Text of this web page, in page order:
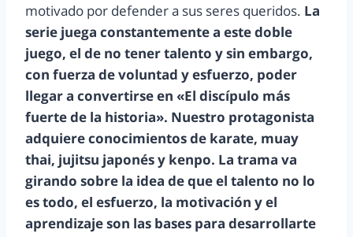
motivado por defender a sus seres queridos. La
serie juega constantemente a este doble
juego, el de no tener talento y sin embargo,
con fuerza de voluntad y esfuerzo, poder
llegar a convertirse en «El discípulo más
fuerte de la historia». Nuestro protagonista
adquiere conocimientos de karate, muay
thai, jujitsu japonés y kenpo. La trama va
girando sobre la idea de que el talento no lo
es todo, el esfuerzo, la motivación y el
aprendizaje son las bases para desarrollarte